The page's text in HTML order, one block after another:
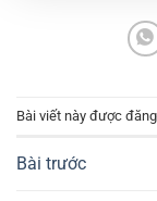
Bài viết này được
Bài trước